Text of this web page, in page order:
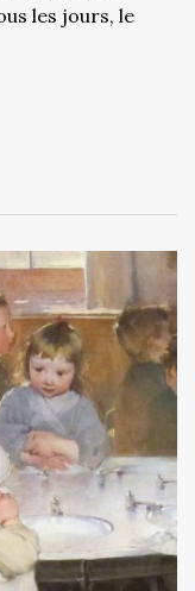
les jours, le